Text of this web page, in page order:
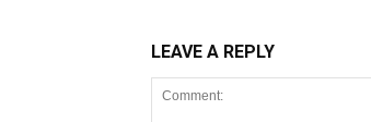
LEAVE A REPLY